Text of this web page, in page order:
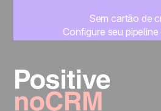
Sem cartão de
Configure seu